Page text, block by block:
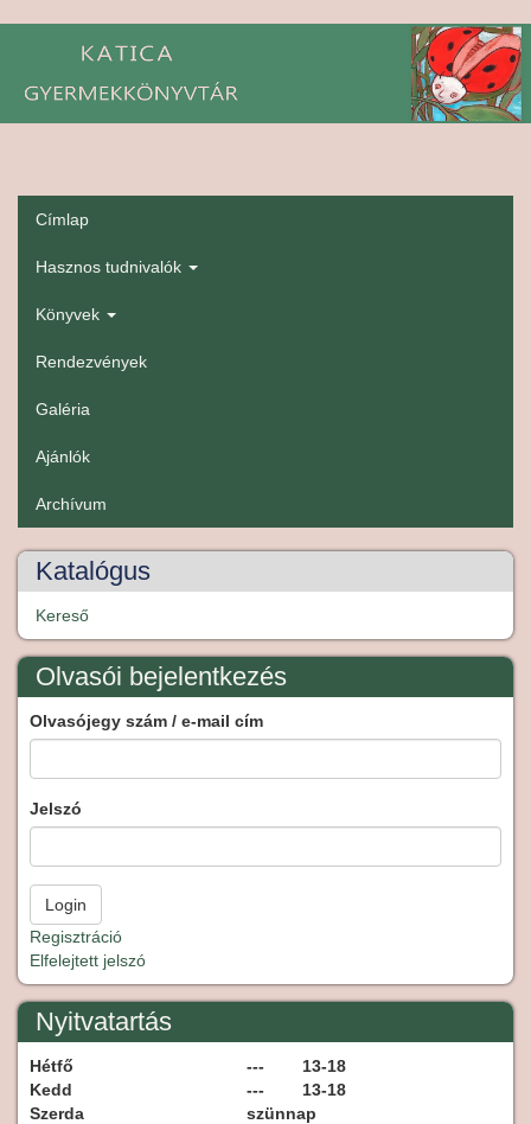
tartalomra
gyerekmenü
Címlap
Hasznos tudnivalók
Könyvek
Rendezvények
Galéria
Ajánlók
Archívum
Katalógus
Kereső
Olvasói bejelentkezés
Olvasójegy szám / e-mail cím
Jelszó
Regisztráció
Elfelejtett jelszó
Nyitvatartás
Hétfő
--- 13-18
Kedd
--- 13-18
Szerda
szünnap